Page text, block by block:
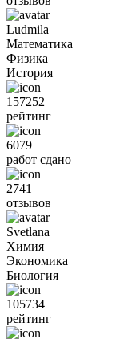
Ludmila
Математика
Физика
История
157252
рейтинг
6079
работ сдано
2741
отзывов
Svetlana
Химия
Экономика
Биология
105734
рейтинг